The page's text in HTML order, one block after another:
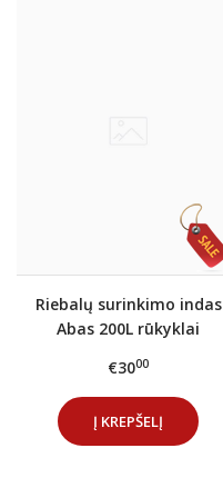
Riebalų surinkimo indas
Abas 200L rūkyklai
€3000
Į KREPŠELĮ